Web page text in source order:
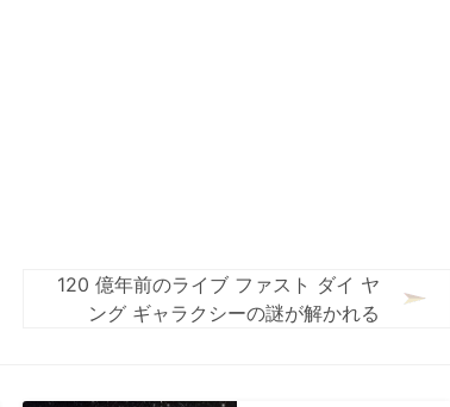
120 億年前のライブ ファスト ダイ ヤ
ング ギャラクシーの謎が解かれる